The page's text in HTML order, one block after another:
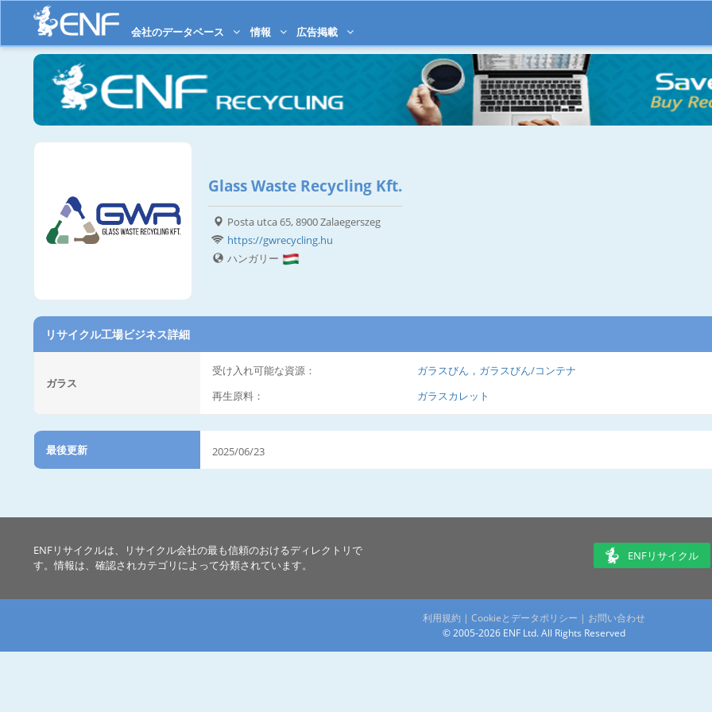
会社のデータベース 情報 広告掲載
Glass Waste Recycling Kft.
Posta utca 65, 8900 Zalaegerszeg
https://gwrecycling.hu
ハンガリー
リサイクル工場ビジネス詳細
ガラス
受け入れ可能な資源：
ガラスびん，ガラスびん/コンテナ
再生原料：
ガラスカレット
最後更新 2025/06/23
ENFリサイクルは、リサイクル会社の最も信頼のおけるディレクトリで
す。情報は、確認されカテゴリによって分類されています。
ENFリサイクル
利用規約 | Cookieとデータポリシー | お問い合わせ
© 2005-2026 ENF Ltd. All Rights Reserved